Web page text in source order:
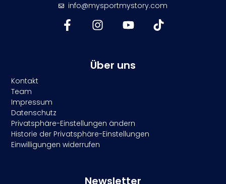
info@mysportmystory.com
Über uns
Kontakt
Team
Impressum
Datenschutz
Privatsphäre-Einstellungen ändern
Historie der Privatsphäre-Einstellungen
Einwilligungen widerrufen
Newsletter